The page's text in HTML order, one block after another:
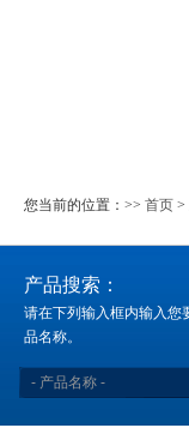
您当前的位置：>> 首页 >
产品搜索：
请在下列输入框内输入您
品名称。